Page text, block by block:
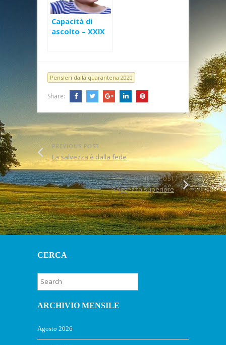
Capacità di
ascolto – XXIX
Pensieri dalla quarantena 2020
Share:
PREVIOUS POST
La salvezza è dalla fede
NEXT POST
Saggezza superiore
CERCA
ARCHIVIO MENSILE
Agosto 2026